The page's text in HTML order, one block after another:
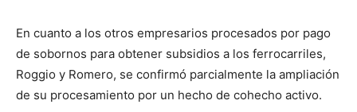
En cuanto a los otros empresarios procesados por pago
de sobornos para obtener subsidios a los ferrocarriles,
Roggio y Romero, se confirmó parcialmente la ampliación
de su procesamiento por un hecho de cohecho activo.